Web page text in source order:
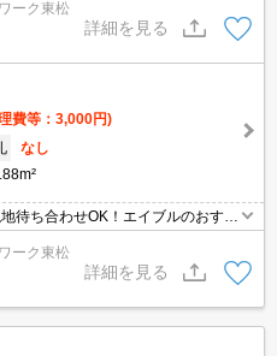
・籠原駅前店・熊谷駅前店でも募
ット無料。
ーク東松
詳細を見る
費等：3,000円)
なし
待ち合わせOK！エイブルのおすす
能です！初期費用等のご相談もO
・籠原駅前店・熊谷駅前店でも募
ット無料。
ーク東松
詳細を見る